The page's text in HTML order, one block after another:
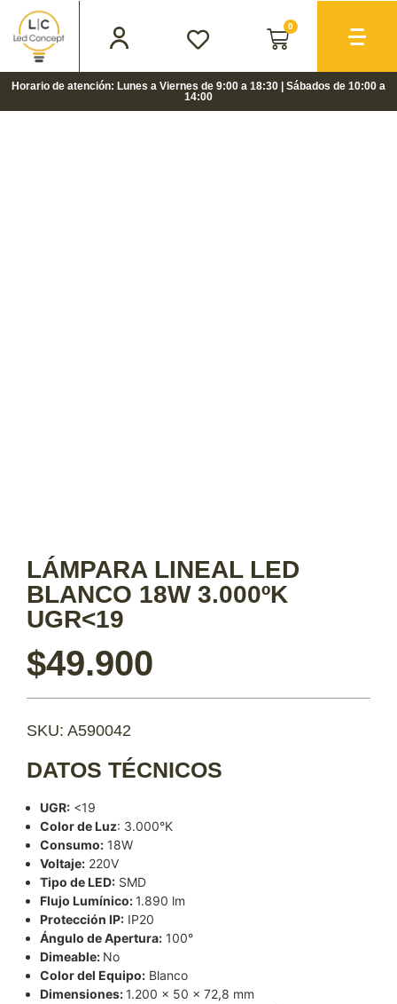
0
Horario de atención: Lunes a Viernes de 9:00 a 18:30 | Sábados de 10:00 a
14:00
LÁMPARA LINEAL LED
BLANCO 18W 3.000ºK
UGR<19
$49.900
SKU: A590042
DATOS TÉCNICOS
UGR: <19
Color de Luz: 3.000°K
Consumo: 18W
Voltaje: 220V
Tipo de LED: SMD
Flujo Lumínico: 1.890 lm
Protección IP: IP20
Ángulo de Apertura: 100°
Dimeable: No
Color del Equipo: Blanco
Dimensiones: 1.200 x 50 x 72,8 mm